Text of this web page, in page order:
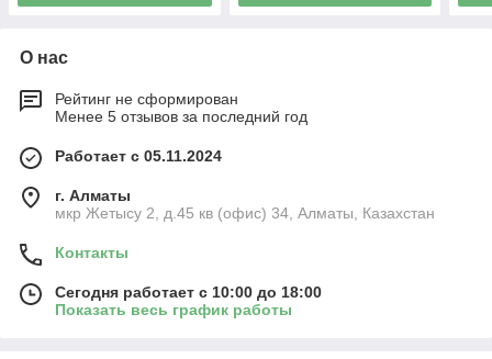
О нас
Рейтинг не сформирован
Менее 5 отзывов за последний год
Работает с 05.11.2024
г. Алматы
мкр Жетысу 2, д.45 кв (офис) 34, Алматы, Казахстан
Контакты
Сегодня работает с 10:00 до 18:00
Показать весь график работы